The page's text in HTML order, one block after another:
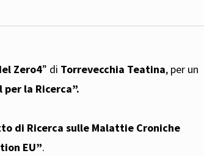
Zero4” di Torrevecchia Teatina, per un
per la Ricerca”.
di Ricerca sulle Malattie Croniche
EU”.